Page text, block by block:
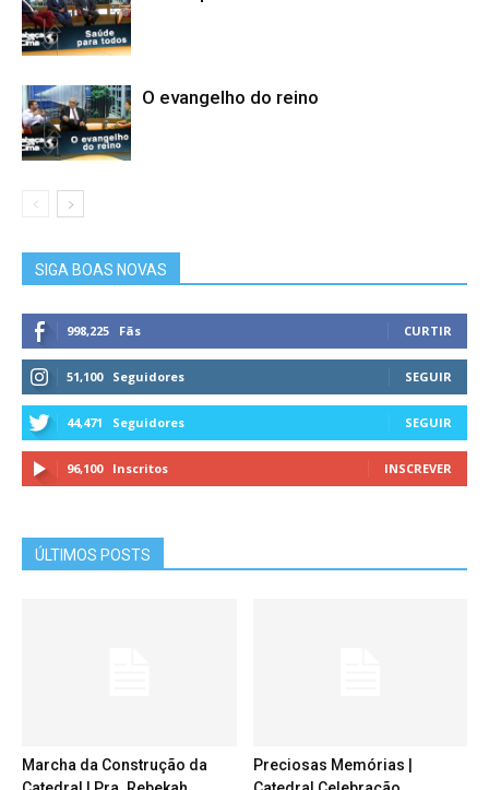
O evangelho do reino
SIGA BOAS NOVAS
998,225 Fãs CURTIR
51,100 Seguidores SEGUIR
44,471 Seguidores SEGUIR
96,100 Inscritos INSCREVER
ÚLTIMOS POSTS
Marcha da Construção da
Preciosas Memórias |